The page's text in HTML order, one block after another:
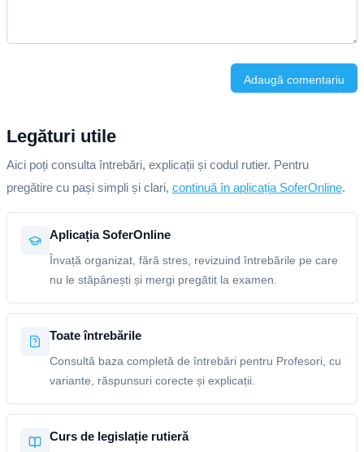
Adaugă comentariu
Legături utile
Aici poți consulta întrebări, explicații și codul rutier. Pentru
pregătire cu pași simpli și clari, continuă în aplicația SoferOnline.
Aplicația SoferOnline
Învață organizat, fără stres, revizuind întrebările pe care
nu le stăpânești și mergi pregătit la examen.
Toate întrebările
Consultă baza completă de întrebări pentru Profesori, cu
variante, răspunsuri corecte și explicații.
Curs de legislație rutieră